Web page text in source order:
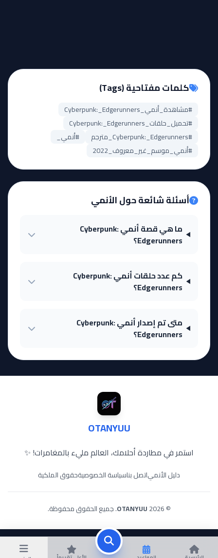
كلمات مفتاحية (Tags)
#مشاهدة_أنمي_Cyberpunk:_Edgerunners
#تحميل_حلقات_Cyberpunk:_Edgerunners
#Cyberpunk:_Edgerunners_مترجم
#أنمي_
#أنمي_موسم_غير_معروف_2022
أسئلة شائعة حول الأنمي
ما هي قصة أنمي Cyberpunk:
Edgerunners؟
كم عدد حلقات أنمي Cyberpunk:
Edgerunners؟
متى تم إصدار أنمي Cyberpunk:
Edgerunners؟
OTANYUU
استمر في مطاردة أحلامك، العالم مليء بالمغامرات! ✨
دليل الأنمياتصل بناسياسة الخصوصيةحقوق الملكية
© 2026
OTANYUU. جميع الحقوق محفوظة.